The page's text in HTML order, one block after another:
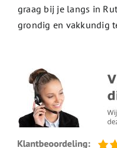
graag bij je langs in
grondig en vakkundig